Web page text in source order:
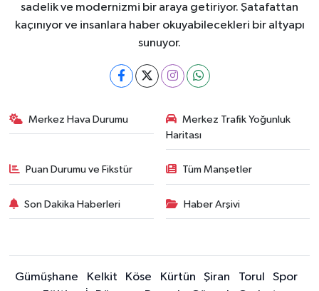
sadelik ve modernizmi bir araya getiriyor. Şatafattan
kaçınıyor ve insanlara haber okuyabilecekleri bir altyapı
sunuyor.
Merkez Hava Durumu
Merkez Trafik Yoğunluk
Haritası
Puan Durumu ve Fikstür Tüm Manşetler
Son Dakika Haberleri Haber Arşivi
Gümüşhane Kelkit Köse Kürtün Şiran Torul
Spor